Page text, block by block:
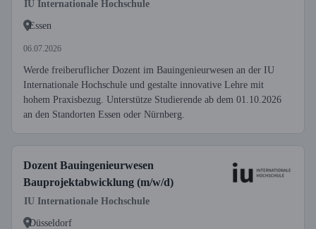
IU Internationale Hochschule
Essen
06.07.2026
Werde freiberuflicher Dozent im Bauingenieurwesen an der IU
Internationale Hochschule und gestalte innovative Lehre mit
hohem Praxisbezug. Unterstütze Studierende ab dem 01.10.2026
an den Standorten Essen oder Nürnberg.
Dozent Bauingenieurwesen
Bauprojektabwicklung (m/w/d)
IU Internationale Hochschule
Düsseldorf